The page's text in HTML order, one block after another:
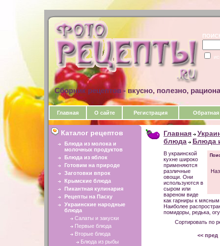
Сборник рецептов - вкусно, полезно,
Главная О сайте Регистрация Обратная
Каталог рецептов
Блюда из молока и
молочных продуктов
Блюда из яблок
Готовим на природе
Заготовки впрок
Крымские блюда
Пикантная кулинария
Рецепты на Пасху
Украинские народные
блюда
Салаты и закуски
Первые блюда
Вторые блюда
Блюда из рыбы
Главная
блюда
Блюда
В украинской
кухне широко
применяются
различные
овощи. Они
используются в
сыром или
вареном виде
как гарниры к
Наиболее
помидоры, редька,
Сортировать по
<< пред